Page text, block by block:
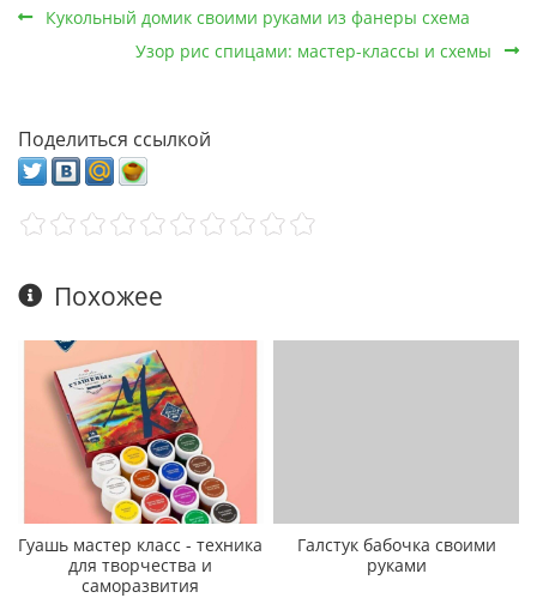
Кукольный домик своими руками из фанеры схема
Узор рис спицами: мастер-классы и схемы
Поделиться ссылкой
Похожее
Гуашь мастер класс - техника
для творчества и
саморазвития
Галстук бабочка своими
руками